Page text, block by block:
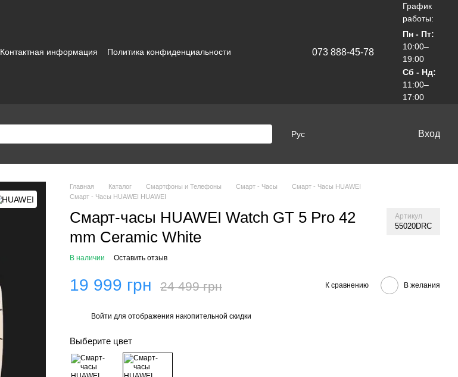
Контактная информация
Политика конфиденциальности
073 888-45-78
График
работы:
Пн - Пт:
10:00–
19:00
Сб - Нд:
11:00–
17:00
Рус Вход
Главная Каталог Смартфоны и Телефоны Смарт - Часы
Смарт - Часы HUAWEI
Смарт - Часы HUAWEI HUAWEI
Смарт-часы HUAWEI Watch GT 5 Pro 42
mm Ceramic White
Артикул
55020DRC
В наличии Оставить отзыв
19 999 грн 24 499 грн К сравнению В желания
Войти для отображения накопительной скидки
Выберите цвет